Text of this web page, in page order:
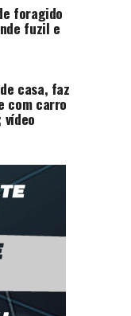
foragido
fuzil e
casa, faz
com carro
vídeo